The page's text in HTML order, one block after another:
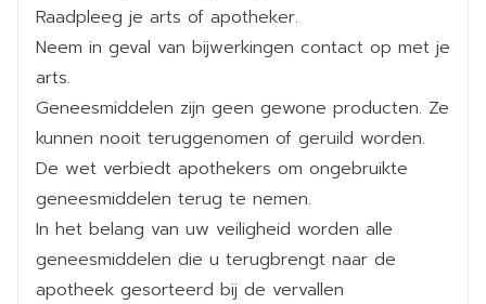
Diepte 32 mm
Hoeveelheid
Verpakking
30
Actieve
Ingrediënten
exemestan
Behoud
Kamertemperatuur (15°C -
25°C)
Raadpleeg je arts of apotheker.
Neem in geval van bijwerkingen contact op met je
arts.
Geneesmiddelen zijn geen gewone producten. Ze
kunnen nooit teruggenomen of geruild worden.
De wet verbiedt apothekers om ongebruikte
geneesmiddelen terug te nemen.
In het belang van uw veiligheid worden alle
geneesmiddelen die u terugbrengt naar de
apotheek gesorteerd bij de vervallen